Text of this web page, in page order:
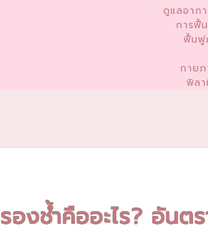
ดูแลอาก
การฟื้
ฟื้นฟู
กายภ
พิลา
รองช้ำคืออะไร? อันต